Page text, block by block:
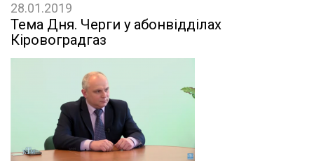
28.01.2019
Тема Дня. Черги у абонвідділах
Кіровоградгаз